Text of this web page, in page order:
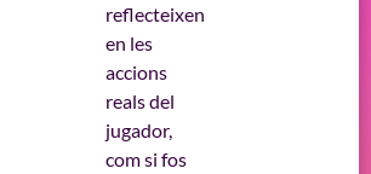
reflecteixen
en les
accions
reals del
jugador,
com si fos